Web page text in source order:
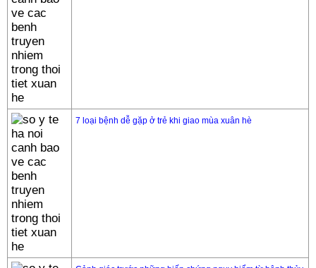
7 loại bệnh dễ gặp ở trẻ khi giao mùa xuân hè